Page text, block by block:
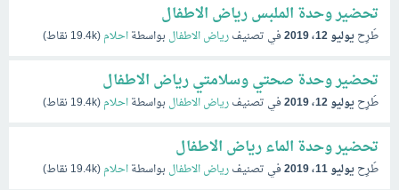
تحضير وحدة الملبس رياض الاطفال
طُرِحيوليو 12، 2019 في تصنيفرياض الاطفالبواسطةاحلام(
19.4kنقاط)
تحضير وحدة صحتي وسلامتي رياض الاطفال
طُرِحيوليو 12، 2019 في تصنيفرياض الاطفالبواسطةاحلام(
19.4kنقاط)
تحضير وحدة الماء رياض الاطفال
طُرِحيوليو 11، 2019 في تصنيفرياض الاطفالبواسطةاحلام(
19.4kنقاط)